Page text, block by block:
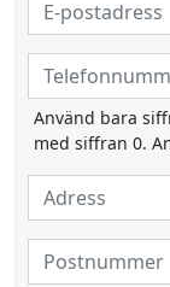
Använd bara
med siffran 0.